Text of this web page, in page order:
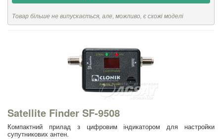
Товар більше не випускається, але, можливо, є схожі моделі
Satellite Finder SF-9508
Компактний прилад з цифровим індикатором для настройки
супутникових антен.